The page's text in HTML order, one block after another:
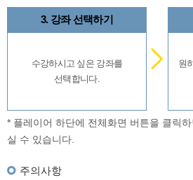
3. 강좌 선택하기
수강하시고 싶은 강좌를
선택합니다.
원
* 플레이어 하단에 전체화면 버튼을 클릭
실 수 있습니다.
주의사항